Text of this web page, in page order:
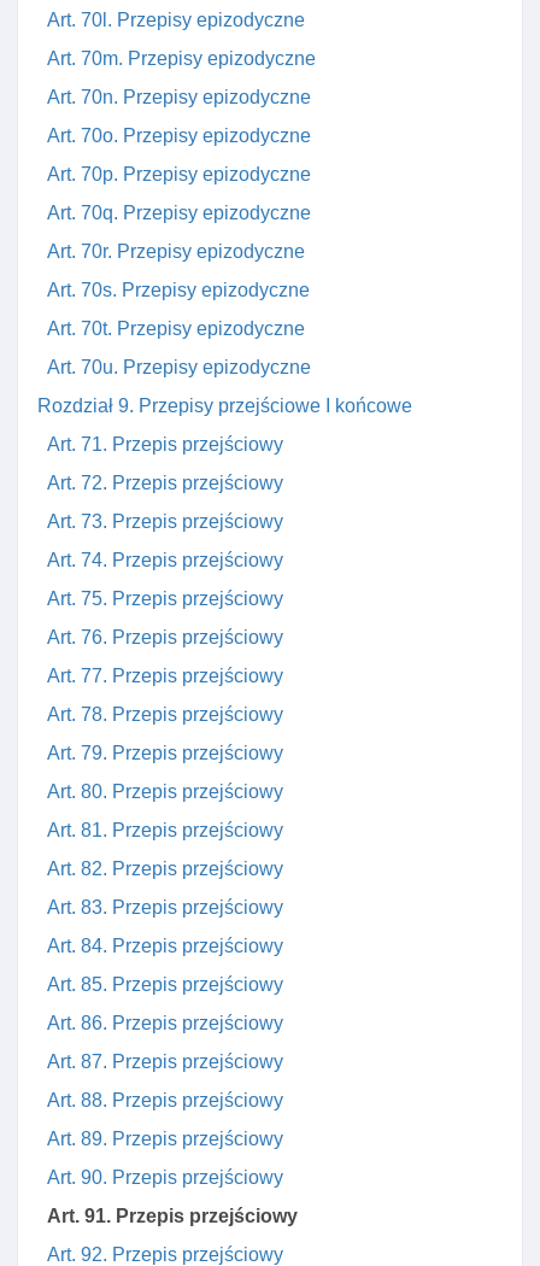
Art. 70l. Przepisy epizodyczne
Art. 70m. Przepisy epizodyczne
Art. 70n. Przepisy epizodyczne
Art. 70o. Przepisy epizodyczne
Art. 70p. Przepisy epizodyczne
Art. 70q. Przepisy epizodyczne
Art. 70r. Przepisy epizodyczne
Art. 70s. Przepisy epizodyczne
Art. 70t. Przepisy epizodyczne
Art. 70u. Przepisy epizodyczne
Rozdział 9. Przepisy przejściowe I końcowe
Art. 71. Przepis przejściowy
Art. 72. Przepis przejściowy
Art. 73. Przepis przejściowy
Art. 74. Przepis przejściowy
Art. 75. Przepis przejściowy
Art. 76. Przepis przejściowy
Art. 77. Przepis przejściowy
Art. 78. Przepis przejściowy
Art. 79. Przepis przejściowy
Art. 80. Przepis przejściowy
Art. 81. Przepis przejściowy
Art. 82. Przepis przejściowy
Art. 83. Przepis przejściowy
Art. 84. Przepis przejściowy
Art. 85. Przepis przejściowy
Art. 86. Przepis przejściowy
Art. 87. Przepis przejściowy
Art. 88. Przepis przejściowy
Art. 89. Przepis przejściowy
Art. 90. Przepis przejściowy
Art. 91. Przepis przejściowy
Art. 92. Przepis przejściowy